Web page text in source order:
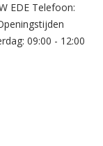
EDE Telefoon:
09:00 - 12:00